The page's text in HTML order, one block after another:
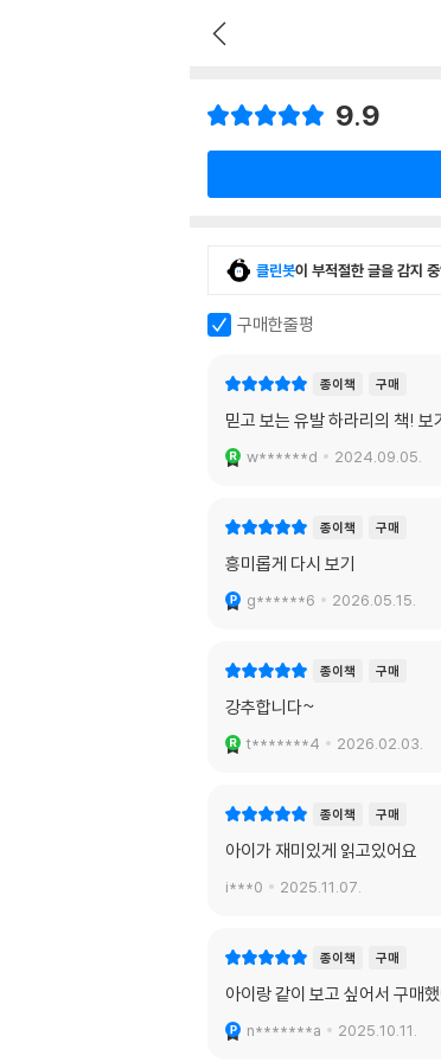
9.9
클린봇이 부적절한 글을 감지
구매한줄평
종이책 구매
믿고 보는 유발 하라리의 책!
w******d 2024.09.05.
종이책 구매
흥미롭게 다시 보기
g******6 2026.05.15.
종이책 구매
강추합니다~
t*******4 2026.02.03.
종이책 구매
아이가 재미있게 읽고있어요
i***0 2025.11.07.
종이책 구매
아이랑 같이 보고 싶어서 구매
n*******a 2025.10.11.